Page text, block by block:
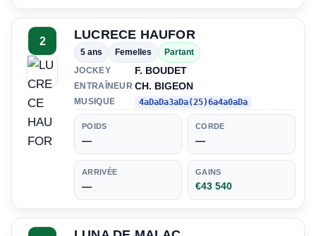
2 LUCRECE HAUFOR
5 ans Femelles
Partant
JOCKEY
F. BOUDET
ENTRAÎNEUR CH. BIGEON
MUSIQUE 4aDaDa3aDa(25)6a4a0aDa
POIDS
—
CORDE
—
ARRIVÉE
—
GAINS
€43 540